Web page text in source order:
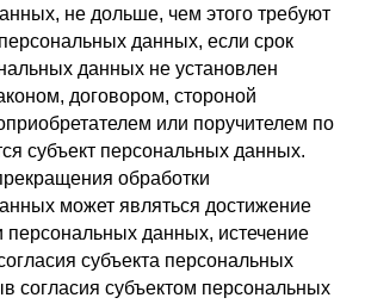
не дольше, чем этого требуют
данных, если срок
данных не установлен
договором, стороной
или поручителем по
субъект персональных данных.
обработки
может являться достижение
персональных данных, истечение
субъекта персональных
согласия субъектом персональных